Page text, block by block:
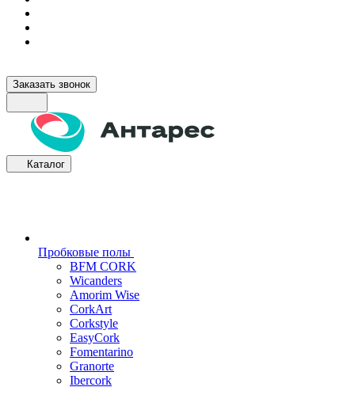
Заказать звонок
Каталог
Пробковые полы
BFM CORK
Wicanders
Amorim Wise
CorkArt
Corkstyle
EasyCork
Fomentarino
Granorte
Ibercork